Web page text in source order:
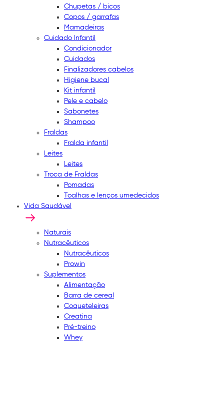
Chupetas / bicos
Copos / garrafas
Mamadeiras
Cuidado Infantil
Condicionador
Cuidados
Finalizadores cabelos
Higiene bucal
Kit infantil
Pele e cabelo
Sabonetes
Shampoo
Fraldas
Fralda infantil
Leites
Leites
Troca de Fraldas
Pomadas
Toalhas e lenços umedecidos
Vida Saudável
Naturais
Nutracêuticos
Nutracêuticos
Prowin
Suplementos
Alimentação
Barra de cereal
Coqueteleiras
Creatina
Pré-treino
Whey